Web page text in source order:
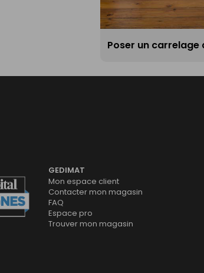
Poser un carrelage
GEDIMAT
Mon espace client
Contacter mon magasin
FAQ
Espace pro
Trouver mon magasin